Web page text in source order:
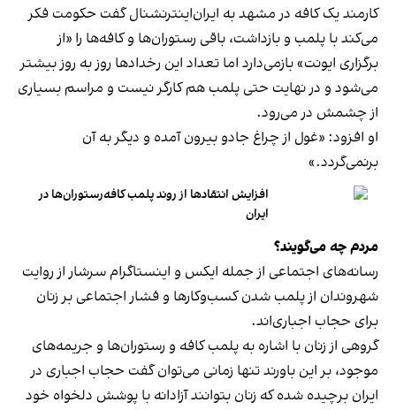
کارمند یک کافه در مشهد به ایران‌اینترنشنال گفت حکومت فکر
می‌کند با پلمب و بازداشت، باقی رستوران‌ها و کافه‌ها را «از
برگزاری ایونت» بازمی‌دارد اما تعداد این رخدادها روز به روز بیشتر
می‌شود و در نهایت حتی پلمب هم کارگر نیست و مراسم بسیاری
از چشمش در می‌رود.
او افزود: «غول از چراغ جادو بیرون آمده و دیگر به آن
برنمی‎‌گردد.»
افزایش انتقادها از روند پلمب کافه‌رستوران‌ها در
ایران
مردم چه می‌گویند؟
رسانه‎‌های اجتماعی از جمله ایکس و اینستاگرام سرشار از روایت
شهروندان از پلمب شدن کسب‌وکارها و فشار اجتماعی بر زنان
برای حجاب اجباری‌اند.
گروهی از زنان با اشاره به پلمب کافه و رستوران‌ها و جریمه‌های
موجود، بر این باورند تنها زمانی می‌توان گفت حجاب اجباری در
ایران برچیده شده که زنان بتوانند آزادانه با پوشش دلخواه خود